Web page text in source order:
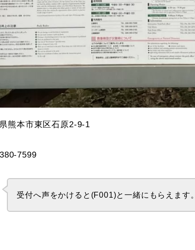
熊本市東区石原2-9-1
7599
受付へ声をかけると(F001)と一緒にもらえます。